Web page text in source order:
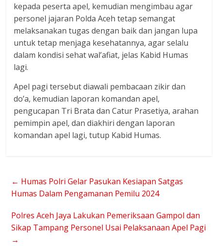
kepada peserta apel, kemudian mengimbau agar
personel jajaran Polda Aceh tetap semangat
melaksanakan tugas dengan baik dan jangan lupa
untuk tetap menjaga kesehatannya, agar selalu
dalam kondisi sehat wal’afiat, jelas Kabid Humas
lagi.
Apel pagi tersebut diawali pembacaan zikir dan
do’a, kemudian laporan komandan apel,
pengucapan Tri Brata dan Catur Prasetiya, arahan
pemimpin apel, dan diakhiri dengan laporan
komandan apel lagi, tutup Kabid Humas.
← Humas Polri Gelar Pasukan Kesiapan Satgas
Humas Dalam Pengamanan Pemilu 2024
Polres Aceh Jaya Lakukan Pemeriksaan Gampol dan
Sikap Tampang Personel Usai Pelaksanaan Apel Pagi
→